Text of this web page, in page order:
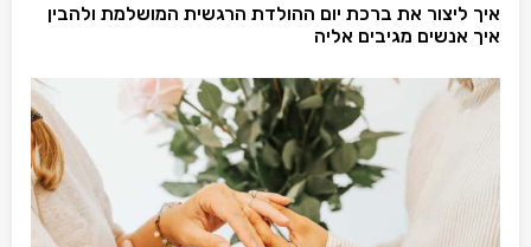
איך ליצור את ברכת יום ההולדת הרגשית המושלמת ולהבין
איך אנשים מגיבים אליה